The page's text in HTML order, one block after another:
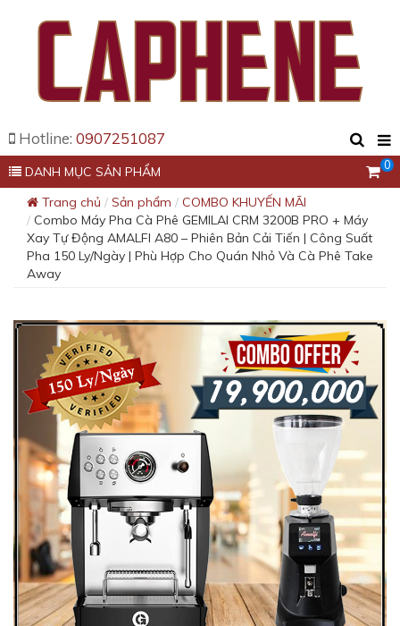
Hotline: 0907251087
0
DANH MỤC SẢN PHẨM
Trang chủ
Sản phẩm
COMBO KHUYẾN MÃI
Combo Máy Pha Cà Phê GEMILAI CRM 3200B PRO + Máy
Xay Tự Động AMALFI A80 – Phiên Bản Cải Tiến | Công Suất
Pha 150 Ly/Ngày | Phù Hợp Cho Quán Nhỏ Và Cà Phê Take
Away